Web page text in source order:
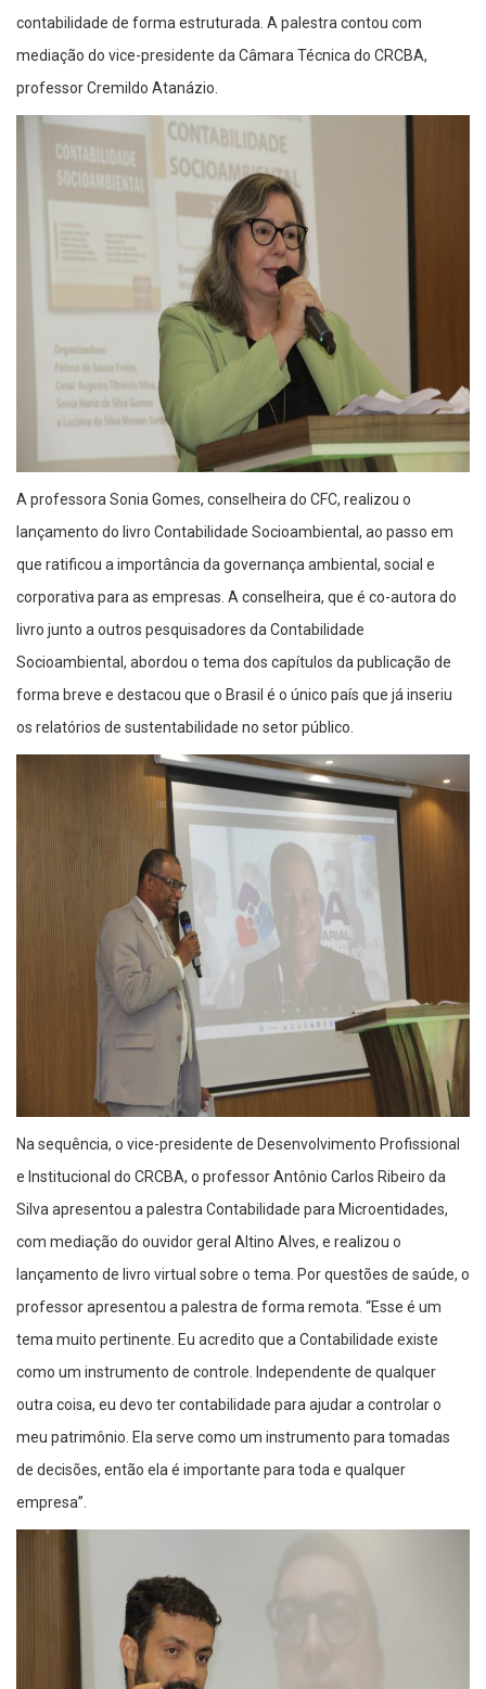
contabilidade de forma estruturada. A palestra contou com
mediação do vice-presidente da Câmara Técnica do CRCBA,
professor Cremildo Atanázio.
A professora Sonia Gomes, conselheira do CFC, realizou o
lançamento do livro Contabilidade Socioambiental, ao passo em
que ratificou a importância da governança ambiental, social e
corporativa para as empresas. A conselheira, que é co-autora do
livro junto a outros pesquisadores da Contabilidade
Socioambiental, abordou o tema dos capítulos da publicação de
forma breve e destacou que o Brasil é o único país que já inseriu
os relatórios de sustentabilidade no setor público.
Na sequência, o vice-presidente de Desenvolvimento Profissional
e Institucional do CRCBA, o professor Antônio Carlos Ribeiro da
Silva apresentou a palestra Contabilidade para Microentidades,
com mediação do ouvidor geral Altino Alves, e realizou o
lançamento de livro virtual sobre o tema. Por questões de saúde, o
professor apresentou a palestra de forma remota. “Esse é um
tema muito pertinente. Eu acredito que a Contabilidade existe
como um instrumento de controle. Independente de qualquer
outra coisa, eu devo ter contabilidade para ajudar a controlar o
meu patrimônio. Ela serve como um instrumento para tomadas
de decisões, então ela é importante para toda e qualquer
empresa”.